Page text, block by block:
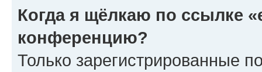
Когда я щёлкаю по ссылке
конференцию?
Только зарегистрированные